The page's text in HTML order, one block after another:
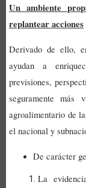
Un ambiente
replantear acciones
Derivado de ello,
ayudan a
previsiones,
seguramente más
agroalimentario de
el nacional y
De carácter
La